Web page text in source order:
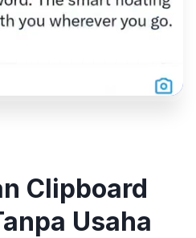
Clipboard
Usaha